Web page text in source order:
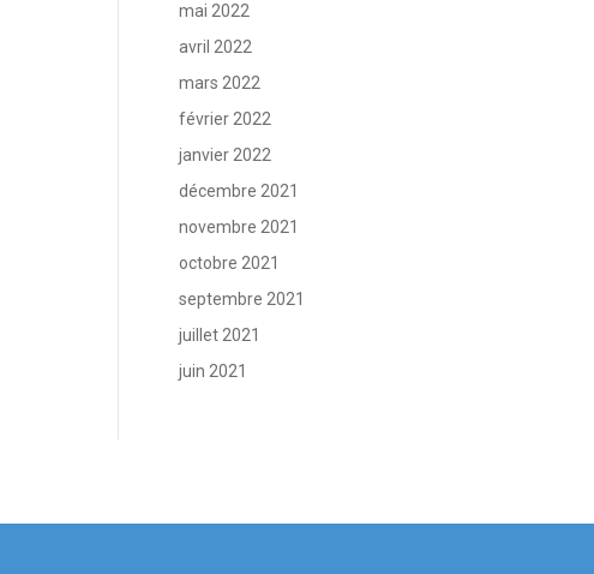
mai 2022
avril 2022
mars 2022
février 2022
janvier 2022
décembre 2021
novembre 2021
octobre 2021
septembre 2021
juillet 2021
juin 2021